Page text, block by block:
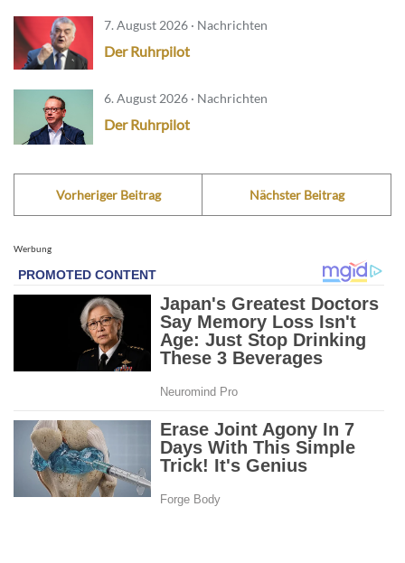
7. August 2026 · Nachrichten
Der Ruhrpilot
6. August 2026 · Nachrichten
Der Ruhrpilot
Vorheriger Beitrag Nächster Beitrag
Werbung